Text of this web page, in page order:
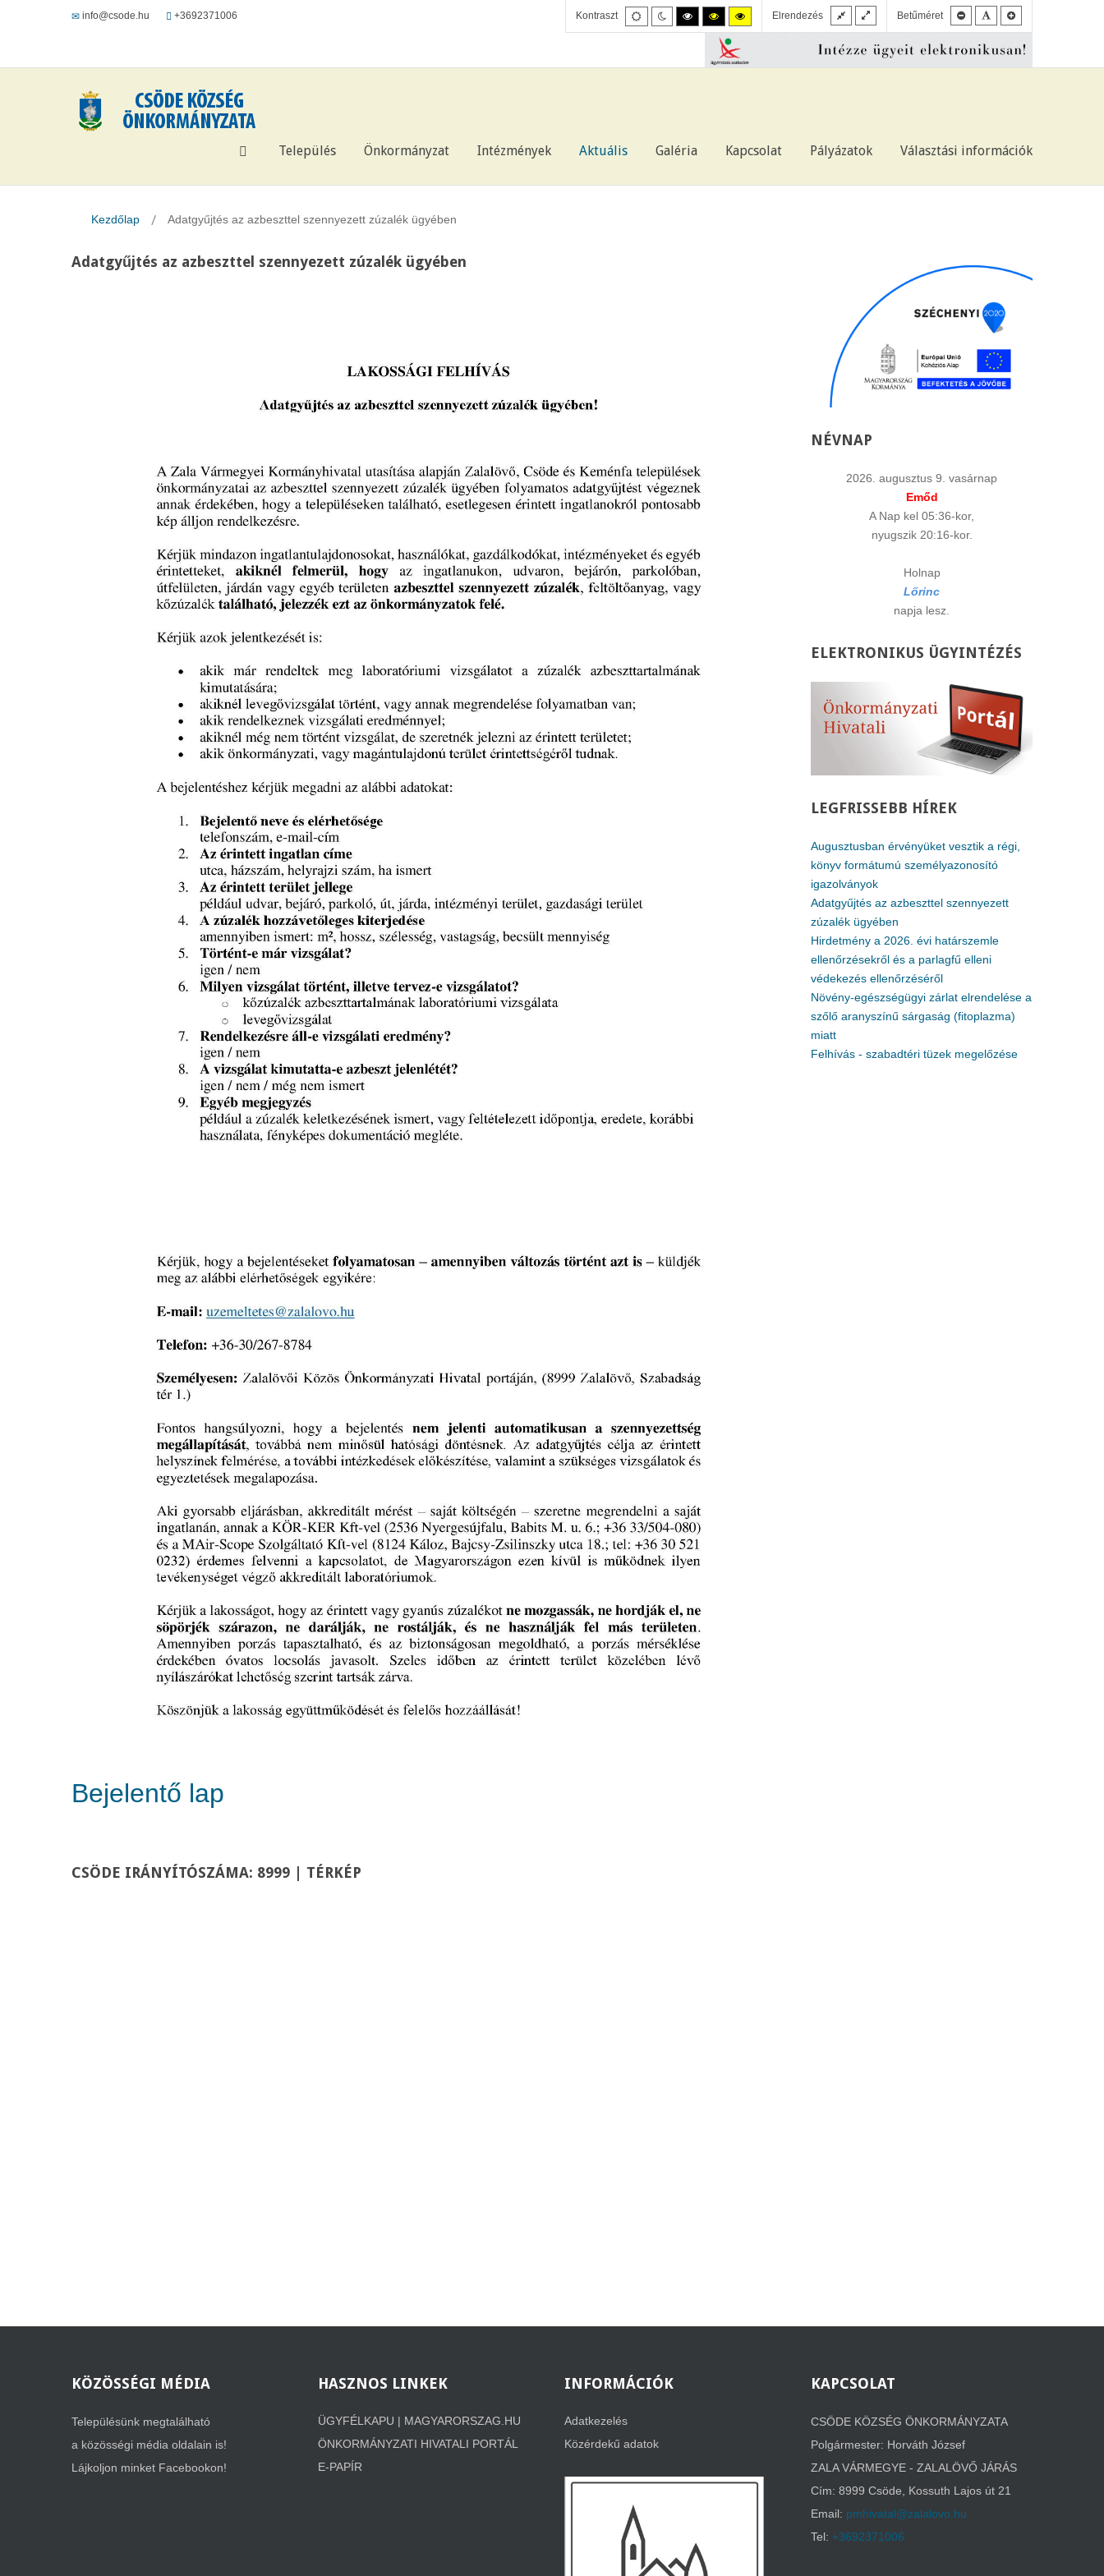
info@csode.hu +3692371006 Kontraszt
Alapértelmezett
mód
Éjszakai
mód
Nagy
felbontású
fekete/fehér
Nagy
felbontásút
fekete/sárga
mód.
Nagy
felbontású
sárga/fekete
Elrendezés
Alapértelmezett
elrendezés
Nyújtott
elrendezés
Betűméret
Kisebb
betűméret
Alapértelmezett
betűméret
Település Önkormányzat Intézmények Aktuális Galéria Kapcsolat Pályázatok Választási információk
Kezdőlap Adatgyűjtés az azbeszttel szennyezett zúzalék ügyében
Adatgyűjtés az azbeszttel szennyezett zúzalék ügyében
Bejelentő lap
NÉVNAP
2026. augusztus 9. vasárnap
Emőd
A Nap kel 05:36-kor,
nyugszik 20:16-kor.
Holnap
Lőrinc
napja lesz.
ELEKTRONIKUS ÜGYINTÉZÉS
LEGFRISSEBB HÍREK
Augusztusban érvényüket vesztik a régi,
könyv formátumú személyazonosító
igazolványok
Adatgyűjtés az azbeszttel szennyezett
zúzalék ügyében
Hirdetmény a 2026. évi határszemle
ellenőrzésekről és a parlagfű elleni
védekezés ellenőrzéséről
Növény-egészségügyi zárlat elrendelése a
szőlő aranyszínű sárgaság (fitoplazma)
miatt
Felhívás - szabadtéri tüzek megelőzése
CSÖDE IRÁNYÍTÓSZÁMA: 8999 | TÉRKÉP
KÖZÖSSÉGI MÉDIA
Településünk megtalálható
a közösségi média oldalain is!
Lájkoljon minket Facebookon!
HASZNOS LINKEK
ÜGYFÉLKAPU | MAGYARORSZAG.HU
ÖNKORMÁNYZATI HIVATALI PORTÁL
E-PAPÍR
INFORMÁCIÓK
Adatkezelés
Közérdekű adatok
KAPCSOLAT
CSÖDE KÖZSÉG ÖNKORMÁNYZATA
Polgármester: Horváth József
ZALA VÁRMEGYE - ZALALÖVŐ JÁRÁS
Cím: 8999 Csöde, Kossuth Lajos út 21
Email: pmhivatal@zalalovo.hu
Tel: +3692371006